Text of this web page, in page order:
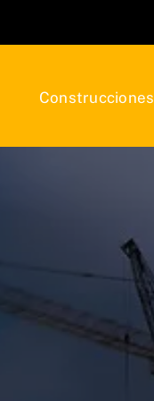
Construcciones